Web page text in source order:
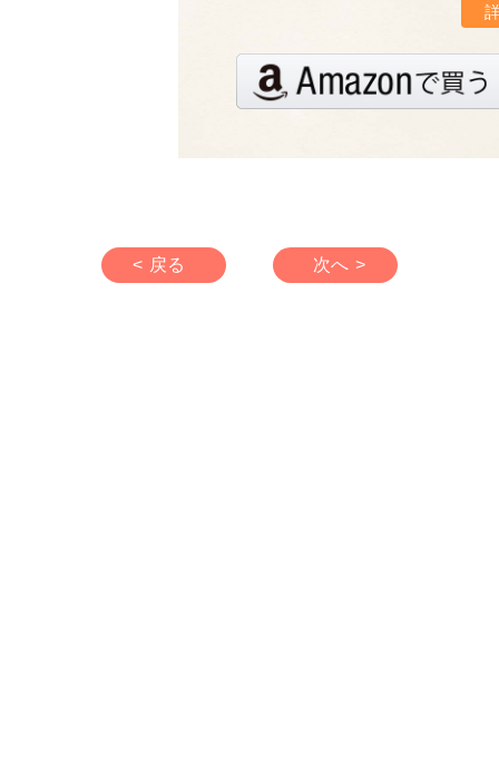
< 戻る 次へ >